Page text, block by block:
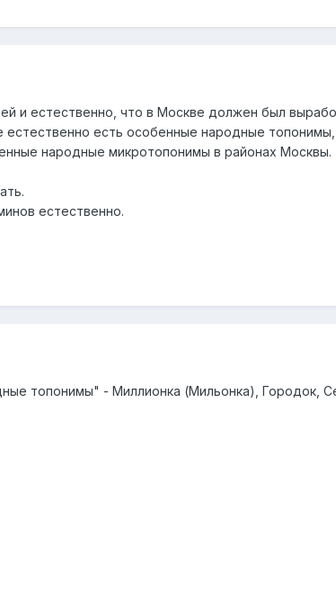
и естественно, что в Москве должен был
естественно есть особенные народные
народные микротопонимы в районах Москвы.
естественно.
топонимы" - Миллионка (Мильонка), Городок,